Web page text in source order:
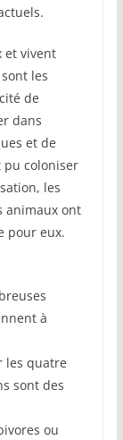
et vivent
les
de
dans
et de
pu coloniser
les
animaux ont
pour eux.
à
les quatre
sont des
ou